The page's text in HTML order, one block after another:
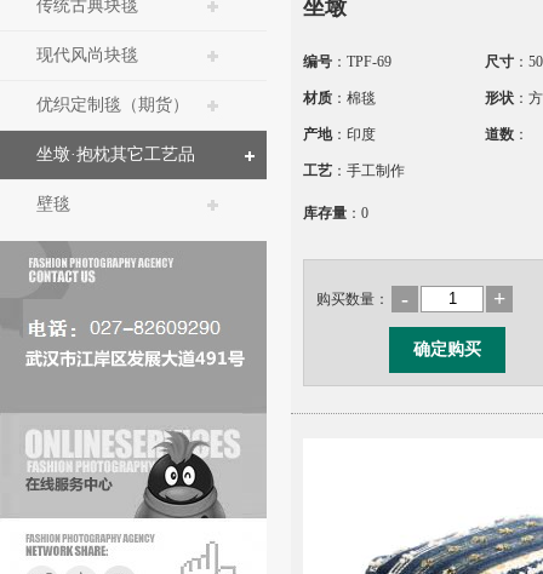
传统古典块毯
现代风尚块毯
优织定制毯（期货）
坐墩·抱枕其它工艺品
壁毯
坐墩
编号 ：TPF-69 尺寸 ：
材质 ：棉毯 形状 ：
产地：印度 道数 ：
工艺 ：手工制作
库存量 ：0
购买数量： - +